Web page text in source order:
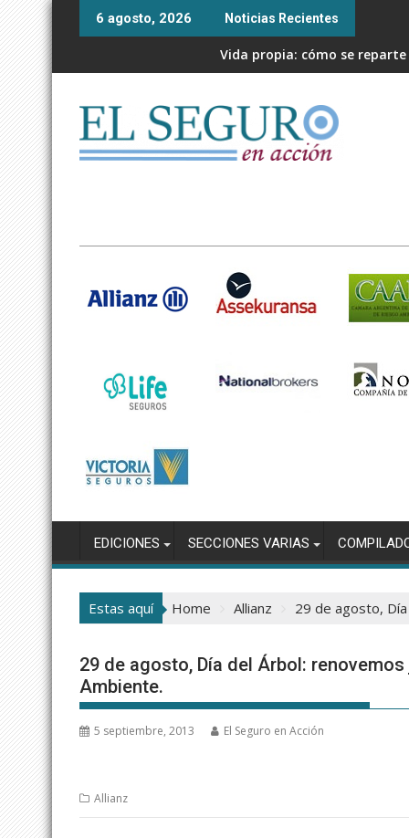
Skip
6 agosto, 2026 Noticias Recientes
Vida propia: cómo se
EDICIONES SECCIONES VARIAS
Estas aquí Home Allianz 29 de agosto,
29 de agosto, Día del Árbol:
Ambiente.
5 septiembre, 2013 El Seguro en Acción
Allianz